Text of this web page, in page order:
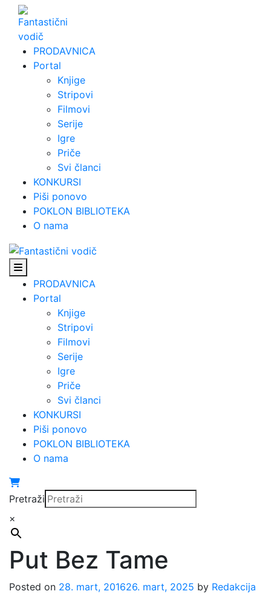
Skip
content
PRODAVNICA
Portal
Knjige
Stripovi
Filmovi
Serije
Igre
Priče
Svi članci
KONKURSI
Piši ponovo
POKLON BIBLIOTEKA
O nama
PRODAVNICA
Portal
Knjige
Stripovi
Filmovi
Serije
Igre
Priče
Svi članci
KONKURSI
Piši ponovo
POKLON BIBLIOTEKA
O nama
Pretraži
×
Put Bez Tame
Posted on 28. mart, 201626. mart, 2025 by Redakcija